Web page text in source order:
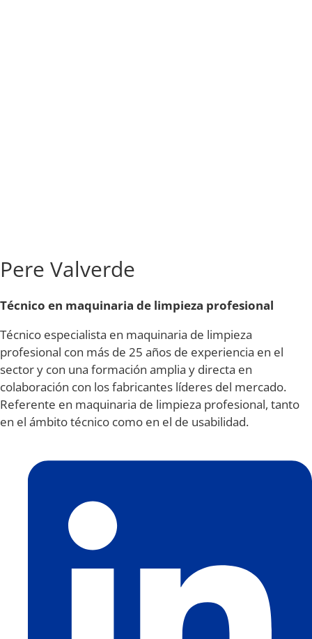
Pere Valverde
Técnico en maquinaria de limpieza profesional
Técnico especialista en maquinaria de limpieza
profesional con más de 25 años de experiencia en el
sector y con una formación amplia y directa en
colaboración con los fabricantes líderes del mercado.
Referente en maquinaria de limpieza profesional, tanto
en el ámbito técnico como en el de usabilidad.